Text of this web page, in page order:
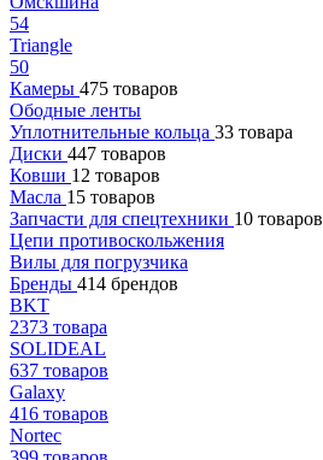
54
Triangle
50
Камеры 475 товаров
Ободные ленты
Уплотнительные кольца 33 товара
Диски 447 товаров
Ковши 12 товаров
Масла 15 товаров
Запчасти для спецтехники 10 товаров
Цепи противоскольжения
Вилы для погрузчика
Бренды 414 брендов
BKT
2373 товара
SOLIDEAL
637 товаров
Galaxy
416 товаров
Nortec